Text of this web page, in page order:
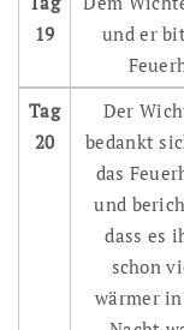
19
und er
Tag
20
Der
bedankt
das
und
dass es
schon
wärmer